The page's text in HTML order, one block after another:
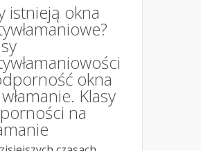
istnieją okna
okna
Klasy
na